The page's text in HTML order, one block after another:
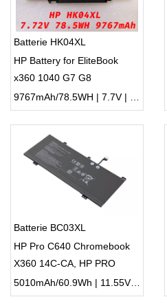
Batterie HK04XL
HP Battery for EliteBook
x360 1040 G7 G8
9767mAh/78.5WH | 7.7V | Li-ion ...
Batterie BC03XL
HP Pro C640 Chromebook
X360 14C-CA, HP PRO
C640 Chromebook 640E G15010mAh/60.9Wh | 11.55V | Li-ion ...